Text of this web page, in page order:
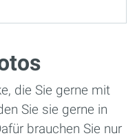
die Sie gerne mit
Sie sie gerne in
brauchen Sie nur